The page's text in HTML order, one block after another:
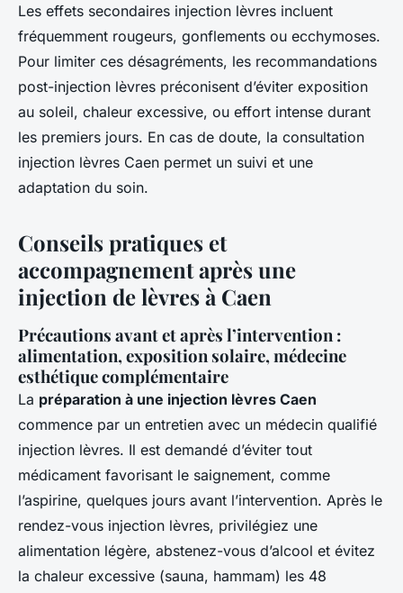
Les effets secondaires injection lèvres incluent
fréquemment rougeurs, gonflements ou ecchymoses.
Pour limiter ces désagréments, les recommandations
post-injection lèvres préconisent d’éviter exposition
au soleil, chaleur excessive, ou effort intense durant
les premiers jours. En cas de doute, la consultation
injection lèvres Caen permet un suivi et une
adaptation du soin.
Conseils pratiques et
accompagnement après une
injection de lèvres à Caen
Précautions avant et après l’intervention :
alimentation, exposition solaire, médecine
esthétique complémentaire
La préparation à une injection lèvres Caen
commence par un entretien avec un médecin qualifié
injection lèvres. Il est demandé d’éviter tout
médicament favorisant le saignement, comme
l’aspirine, quelques jours avant l’intervention. Après le
rendez-vous injection lèvres, privilégiez une
alimentation légère, abstenez-vous d’alcool et évitez
la chaleur excessive (sauna, hammam) les 48